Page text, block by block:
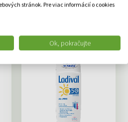
stránok. Pre viac informácií o cookies
Ok, pokračujte
AKCIA -48%